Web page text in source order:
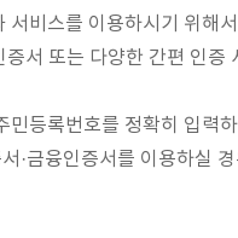
서비스를 이용하시기 위해
증서 또는 다양한 간편 인
민등록번호를 정확히 입력
·금융인증서를 이용하실